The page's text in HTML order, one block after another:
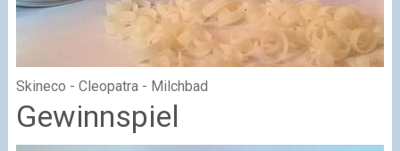
Skineco - Cleopatra - Milchbad
Gewinnspiel